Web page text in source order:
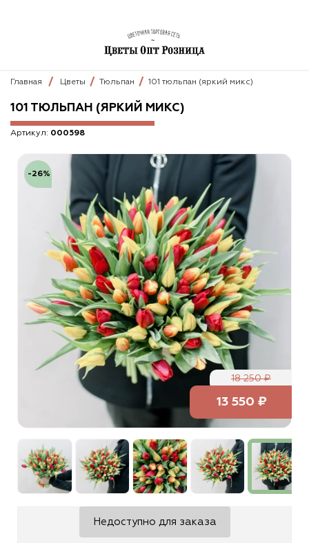
Главная Цветы Тюльпан 101 тюльпан (яркий микс)
101 ТЮЛЬПАН (ЯРКИЙ МИКС)
Артикул: 000598
-26%
18 250 ₽
13 550 ₽
Недоступно для заказа